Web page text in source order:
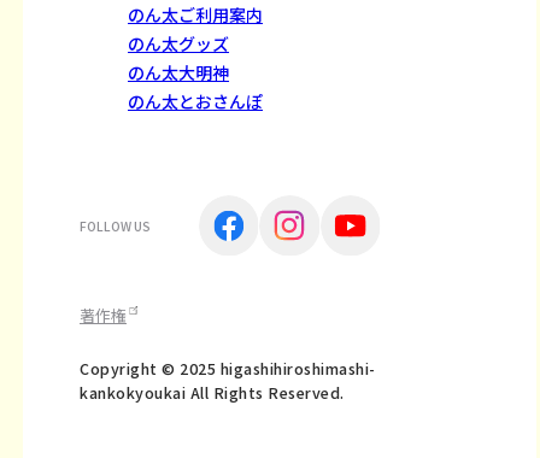
のん太ご利用案内
のん太グッズ
のん太大明神
のん太とおさんぽ
FOLLOW US
著作権
Copyright © 2025 higashihiroshimashi-
kankokyoukai All Rights Reserved.